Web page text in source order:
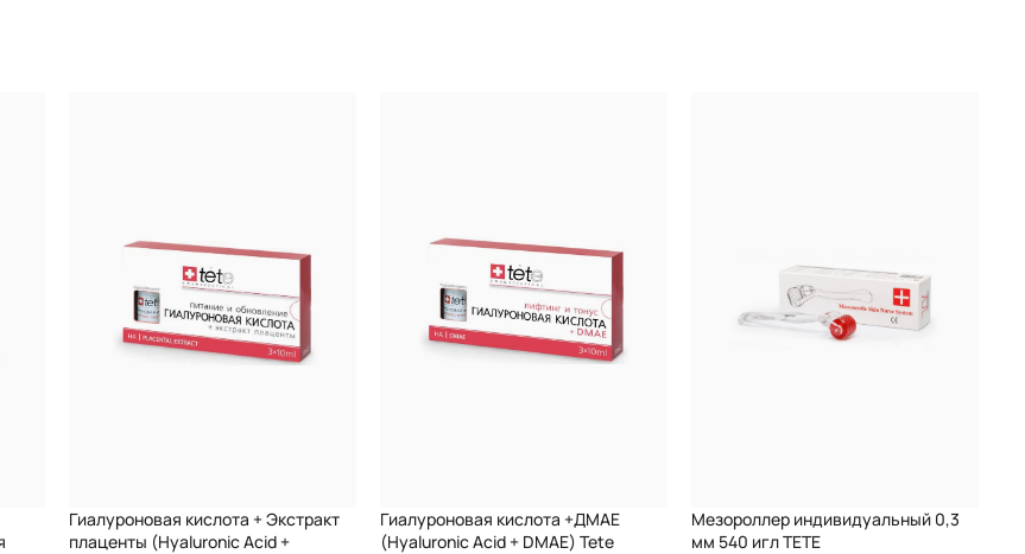
Гиалуроновая кислота + Экстракт
плаценты (Hyaluronic Acid +
Гиалуроновая кислота +ДМАЕ
(Hyaluronic Acid + DMAE) Tete
Мезороллер индивидуальный 0,3
мм 540 игл TETE